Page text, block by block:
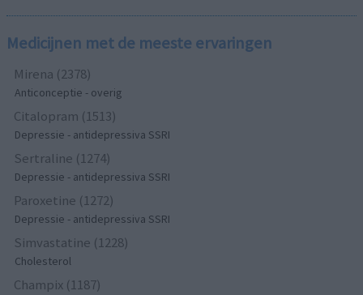
Medicijnen met de meeste ervaringen
Mirena (2378)
Anticonceptie - overig
Citalopram (1513)
Depressie - antidepressiva SSRI
Sertraline (1274)
Depressie - antidepressiva SSRI
Paroxetine (1272)
Depressie - antidepressiva SSRI
Simvastatine (1228)
Cholesterol
Champix (1187)